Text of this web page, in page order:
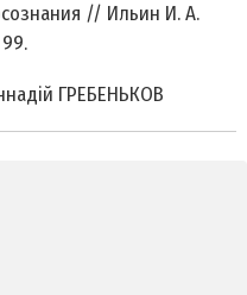
// Ильин И. А.
ГРЕБЕНЬКОВ